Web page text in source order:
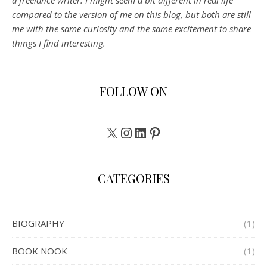
compared to the version of me on this blog, but both are still
me with the same curiosity and the same excitement to share
things I find interesting.
FOLLOW ON
X Instagram
LinkedInPinterest
CATEGORIES
BIOGRAPHY (1)
BOOK NOOK (1)